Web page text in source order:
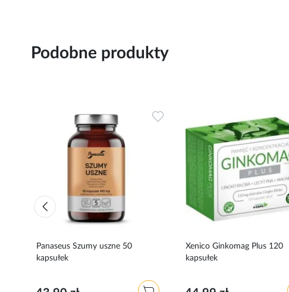
Podobne produkty
Panaseus Szumy uszne 50
kapsułek
Dodaj
ulubionych
Xenico Ginkomag Plus 120
kapsułek